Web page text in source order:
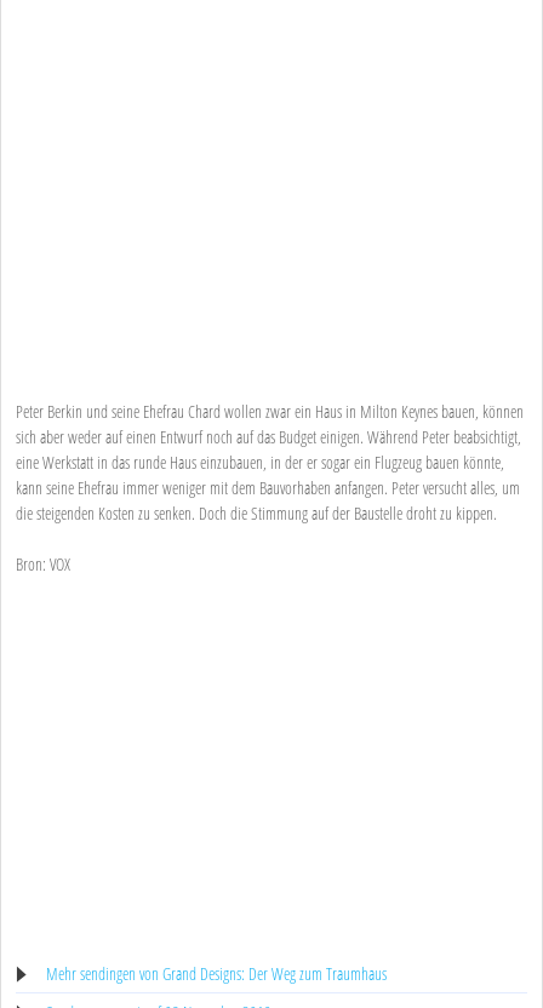
Peter Berkin und seine Ehefrau Chard wollen zwar ein Haus in Milton Keynes bauen, können
sich aber weder auf einen Entwurf noch auf das Budget einigen. Während Peter beabsichtigt,
eine Werkstatt in das runde Haus einzubauen, in der er sogar ein Flugzeug bauen könnte,
kann seine Ehefrau immer weniger mit dem Bauvorhaben anfangen. Peter versucht alles, um
die steigenden Kosten zu senken. Doch die Stimmung auf der Baustelle droht zu kippen.
Bron: VOX
Mehr sendingen von Grand Designs: Der Weg zum Traumhaus